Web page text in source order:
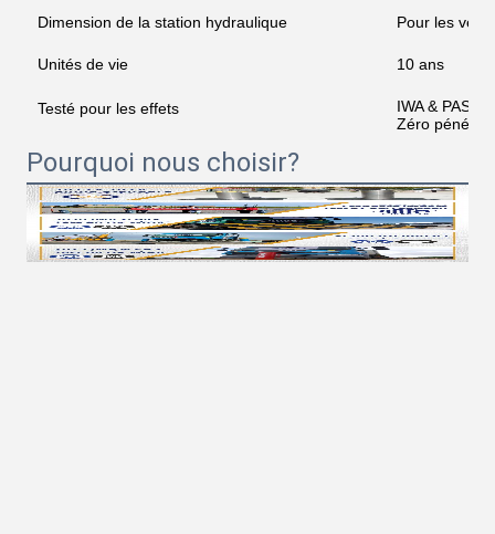
Dimension de la station hydraulique Pour les
Unités de vie 10 ans
Testé pour les effets
IWA & PAS
Zéro
Pourquoi nous choisir?